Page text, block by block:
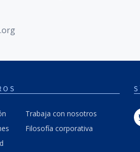
Trabaja con nosotros
Filosofía corporativa